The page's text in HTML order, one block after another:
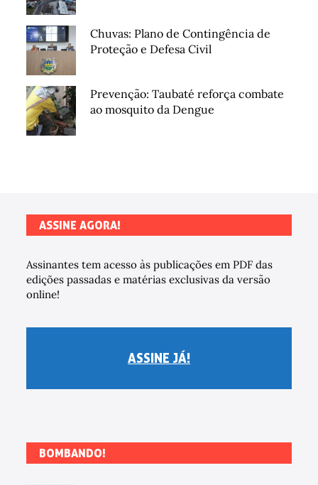
Chuvas: Plano de Contingência de
Proteção e Defesa Civil
Prevenção: Taubaté reforça combate
ao mosquito da Dengue
ASSINE AGORA!
Assinantes tem acesso às publicações em PDF das
edições passadas e matérias exclusivas da versão
online!
ASSINE JÁ!
BOMBANDO!